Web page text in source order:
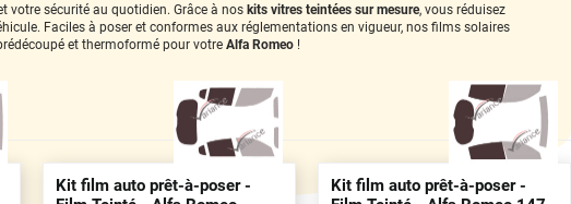
votre sécurité au quotidien. Grâce à nos kits vitres teintées sur mesure, vous réduisez
Faciles à poser et conformes aux réglementations en vigueur, nos films solaires
et thermoformé pour votre Alfa Romeo!
Kit film auto prêt-à-poser -
Kit film auto prêt-à-poser -